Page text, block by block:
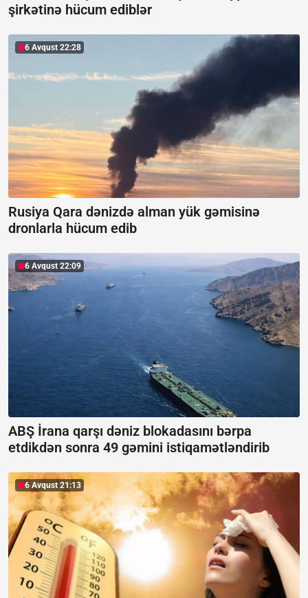
şirkətinə hücum ediblər
6 Avqust 22:28
Rusiya Qara dənizdə alman yük gəmisinə
dronlarla hücum edib
6 Avqust 22:09
ABŞ İrana qarşı dəniz blokadasını bərpa
etdikdən sonra 49 gəmini istiqamətləndirib
6 Avqust 21:13